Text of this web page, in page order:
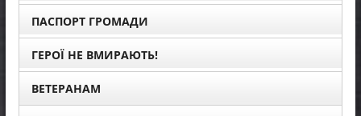
ПАСПОРТ ГРОМАДИ
ГЕРОЇ НЕ ВМИРАЮТЬ!
ВЕТЕРАНАМ